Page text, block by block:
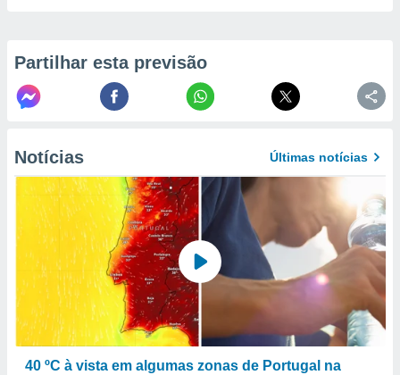
em “
na
de
ou aceder
num
para
Partilhar esta previsão
Notícias Últimas notícias
40 ºC à vista em algumas zonas de Portugal na